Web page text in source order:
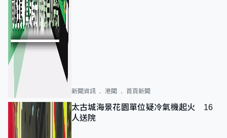
新聞資訊 港聞 首頁新聞
太古城海景花園單位疑冷氣機起火 16
人送院